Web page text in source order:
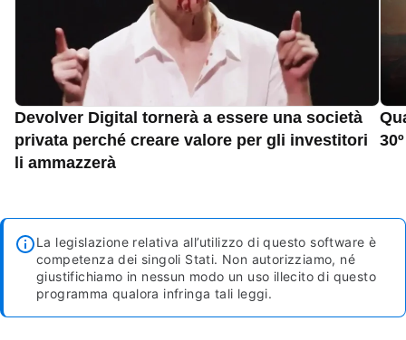
Devolver Digital tornerà a essere una società
privata perché creare valore per gli investitori
li ammazzerà
La legislazione relativa all’utilizzo di questo software è
competenza dei singoli Stati. Non autorizziamo, né
giustifichiamo in nessun modo un uso illecito di questo
programma qualora infringa tali leggi.